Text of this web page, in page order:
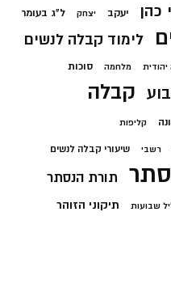
כהן יעקב יצחק ל"ג בעומר
לימוד קבלה לנשים
מלחמה סוכות
קבלה
קליפות
רשבי שיעורי קבלה לנשים
תורת הנסתר
שבועות תיקוני הזוהר